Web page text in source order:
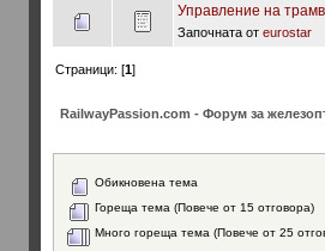
Управление на
Започната от eurostar
Страници: [1]
RailwayPassion.com - Форум за
Обикновена тема
Гореща тема (Повече от 15 отговора)
Много гореща тема (Повече от 25